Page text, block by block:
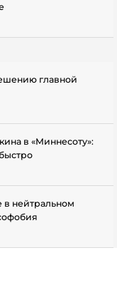
главной
в «Миннесоту»:
нейтральном